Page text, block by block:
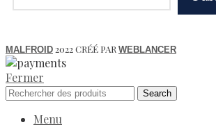
MALFROID 2022 CRÉÉ PAR WEBLANCER
Fermer
Search
Menu